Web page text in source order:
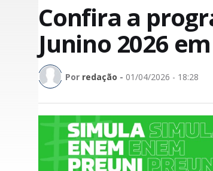
Confira a
Junino 2026
Por redação - 01/04/2026 - 18:28